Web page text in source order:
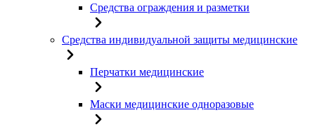
Средства ограждения и разметки
Средства индивидуальной защиты медицинские
Перчатки медицинские
Маски медицинские одноразовые